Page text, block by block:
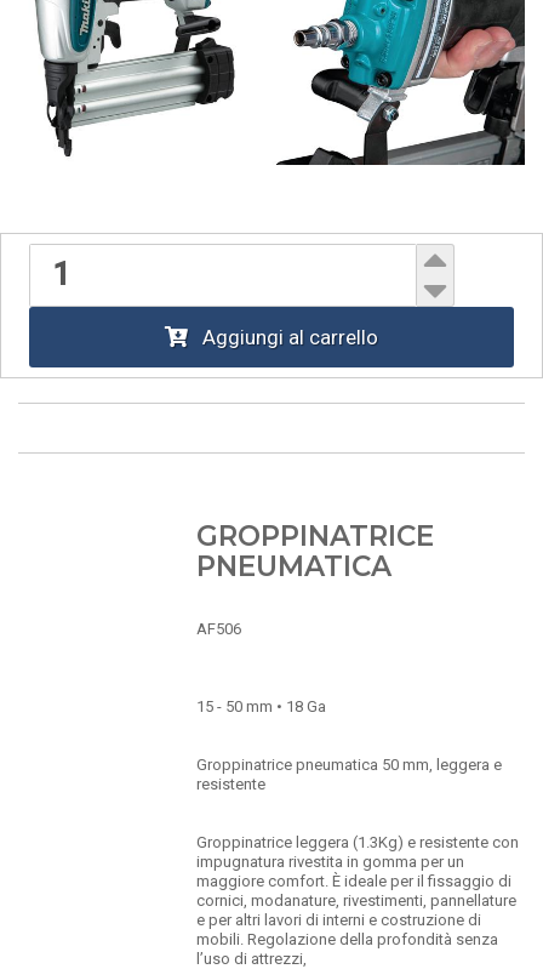
GROPPINATRICE
PNEUMATICA
AF506
15 - 50 mm • 18 Ga
Groppinatrice pneumatica 50 mm, leggera e
resistente
Groppinatrice leggera (1.3Kg) e resistente con
impugnatura rivestita in gomma per un
maggiore comfort. È ideale per il fissaggio di
cornici, modanature, rivestimenti, pannellature
e per altri lavori di interni e costruzione di
mobili. Regolazione della profondità senza
l’uso di attrezzi,
Aggiungi al carrello